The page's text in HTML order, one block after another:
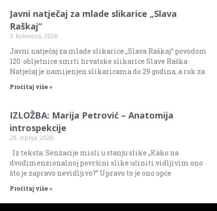
Javni natječaj za mlade slikarice „Slava
Raškaj“
3. kolovoza, 2026.
Javni natječaj za mlade slikarice „Slava Raškaj“ povodom
120. obljetnice smrti hrvatske slikarice Slave Raška
Natječaj je namijenjen slikaricama do 29 godina, a rok za
Pročitaj više »
IZLOŽBA: Marija Petrović – Anatomija
introspekcije
28. srpnja, 2026.
Iz teksta: Senzacije misli u stanju slike „Kako na
dvodimenzionalnoj površini slike učiniti vidljivim ono
što je zapravo nevidljivo?” Upravo to je ono opće
Pročitaj više »